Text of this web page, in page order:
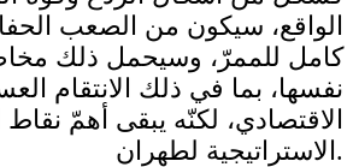
الواقع، سيكون من الصعب
كامل للممرّ، وسيحمل ذلك
نفسها، بما في ذلك الانتقام
الاقتصادي، لكنّه يبقى أهمّ
الاستراتيجية لطهران.